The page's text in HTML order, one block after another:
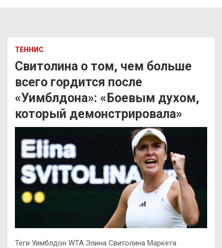
ТЕННИС
Свитолина о том, чем больше
всего гордится после
«Уимблдона»: «Боевым духом,
который демонстрировала»
Теги Уимблдон WTA Элина Свитолина Маркета